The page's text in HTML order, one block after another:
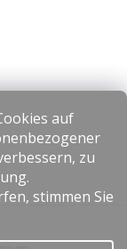
auf
zu
stimmen Sie